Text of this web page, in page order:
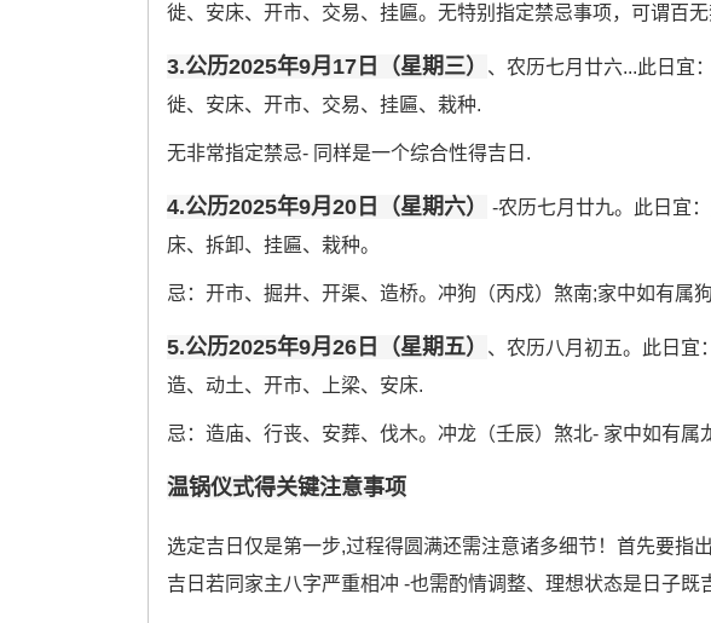
徙、安床、开市、交易、挂匾。无特别指定禁忌事项，可谓百无
3.公历2025年9月17日（星期三）
、农历七月廿六...此日宜
徙、安床、开市、交易、挂匾、栽种.
无非常指定禁忌- 同样是一个综合性得吉日.
4.公历2025年9月20日（星期六）
-农历七月廿九。此日宜
床、拆卸、挂匾、栽种。
忌：开市、掘井、开渠、造桥。冲狗（丙戍）煞南;家中如有属
5.公历2025年9月26日（星期五）
、农历八月初五。此日宜
造、动土、开市、上梁、安床.
忌：造庙、行丧、安葬、伐木。冲龙（壬辰）煞北- 家中如有属
温锅仪式得关键注意事项
选定吉日仅是第一步,过程得圆满还需注意诸多细节！首先要指
吉日若同家主八字严重相冲 -也需酌情调整、理想状态是日子既